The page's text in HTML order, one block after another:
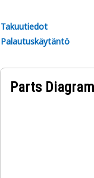
Takuutiedot
Palautuskäytäntö
Parts